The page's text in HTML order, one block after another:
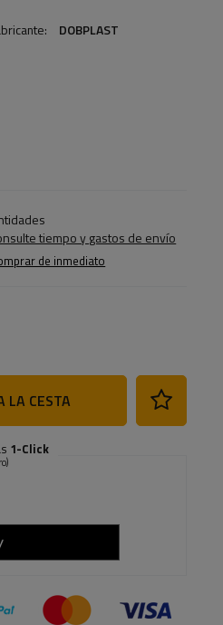
DOBPLAST
tiempo y gastos de envío
de inmediato
LA CESTA
1-Click